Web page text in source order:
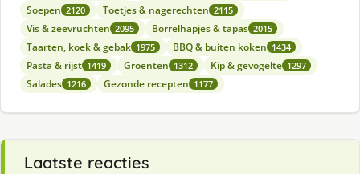
Soepen 2120 Toetjes & nagerechten 2115
Vis & zeevruchten 2095 Borrelhapjes & tapas 2015
Taarten, koek & gebak 1975 BBQ & buiten koken 1434
Pasta & rijst 1419 Groenten 1312 Kip & gevogelte 1297
Salades 1216 Gezonde recepten 1177
Laatste reacties